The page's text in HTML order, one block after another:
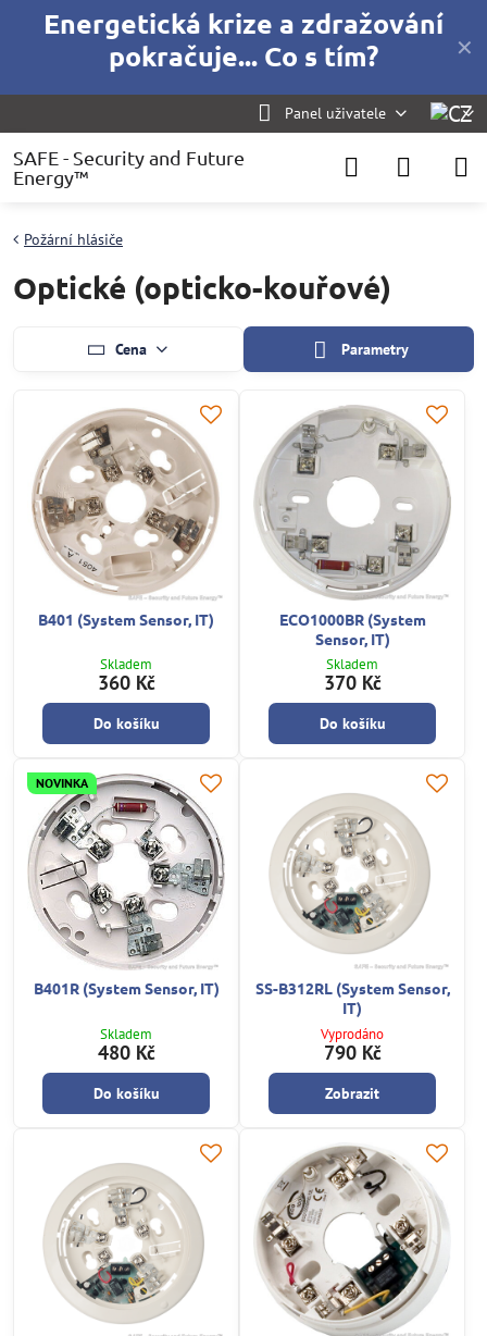
✕
Energetická krize a zdražování
pokračuje... Co s tím?
Panel uživatele
SAFE - Security and Future
Energy™
Požární hlásiče
Optické (opticko-kouřové)
Cena Parametry
B401 (System Sensor, IT)
Skladem
360 Kč
Do košíku
ECO1000BR (System
Sensor, IT)
Skladem
370 Kč
Do košíku
NOVINKA
B401R (System Sensor, IT)
Skladem
480 Kč
Do košíku
SS-B312RL (System Sensor,
IT)
Vyprodáno
790 Kč
Zobrazit